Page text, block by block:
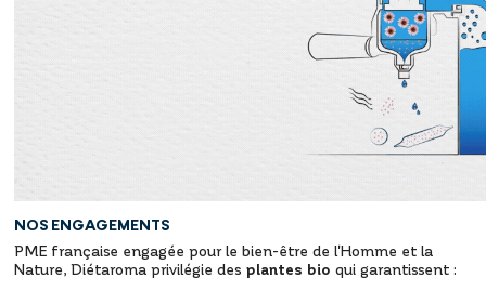
NOS ENGAGEMENTS
PME française engagée pour le bien-être de l'Homme et la
Nature, Diétaroma privilégie des plantes bio qui garantissent :